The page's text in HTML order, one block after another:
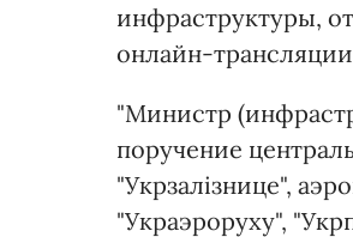
инфраструктуры,
онлайн-
"Министр
поручение
"Укрзалізнице",
"Украэроруху",